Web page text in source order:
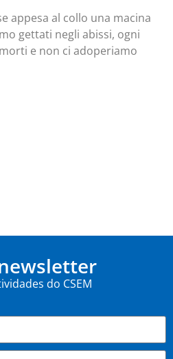
appesa al collo una macina
gettati negli abissi, ogni
e non ci adoperiamo
do CSEM